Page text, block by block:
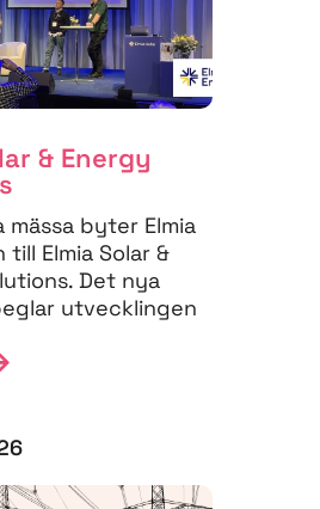
& Energy
mässa byter Elmia
till Elmia Solar &
Det nya
utvecklingen